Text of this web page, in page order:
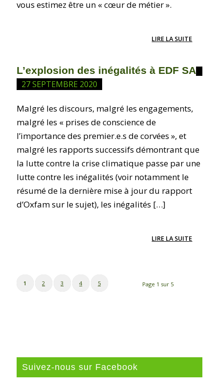
vous estimez être un « cœur de métier ».
LIRE LA SUITE
L’explosion des inégalités à EDF SA
27 SEPTEMBRE 2020
Malgré les discours, malgré les engagements,
malgré les « prises de conscience de
l’importance des premier.e.s de corvées », et
malgré les rapports successifs démontrant que
la lutte contre la crise climatique passe par une
lutte contre les inégalités (voir notamment le
résumé de la dernière mise à jour du rapport
d’Oxfam sur le sujet), les inégalités […]
LIRE LA SUITE
Page 1 sur 5
1 2 3 4 5
Suivez-nous sur Facebook